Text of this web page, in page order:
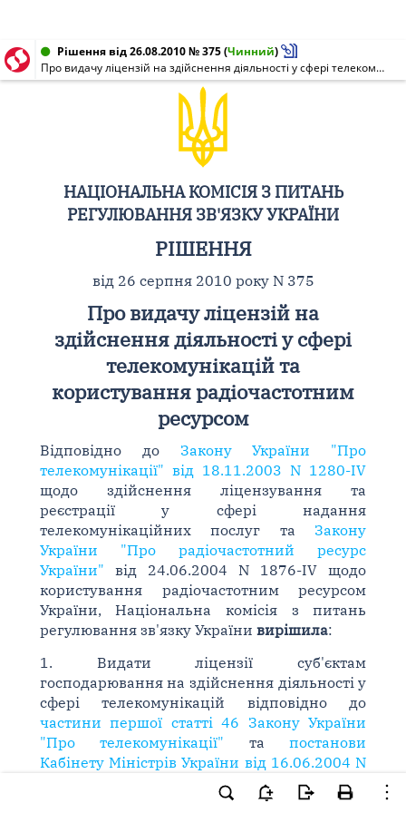
Рішення від 26.08.2010 № 375(Чинний)
Про видачу ліцензій на здійснення діяльності у сфері телекомунікацій та користування радіочастотним ресурсом
НАЦІОНАЛЬНА КОМІСІЯ З ПИТАНЬ
РЕГУЛЮВАННЯ ЗВ'ЯЗКУ УКРАЇНИ
РІШЕННЯ
від 26 серпня 2010 року N 375
Про видачу ліцензій на
здійснення діяльності у сфері
телекомунікацій та
користування радіочастотним
ресурсом
Відповідно до Закону України "Про
телекомунікації" від 18.11.2003 N 1280-IV
щодо здійснення ліцензування та
реєстрації у сфері надання
телекомунікаційних послуг та Закону
України "Про радіочастотний ресурс
України" від 24.06.2004 N 1876-IV щодо
користування радіочастотним ресурсом
України, Національна комісія з питань
регулювання зв'язку України вирішила:
1. Видати ліцензії суб'єктам
господарювання на здійснення діяльності у
сфері телекомунікацій відповідно до
частини першої статті 46 Закону України
"Про телекомунікації" тапостанови
Кабінету Міністрів України від 16.06.2004 N